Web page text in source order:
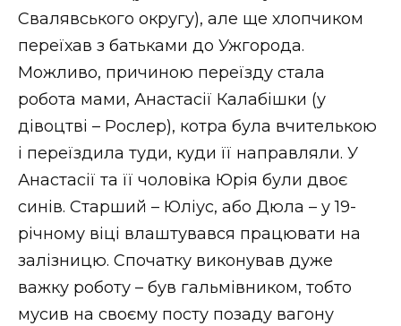
Свалявського округу), але ще хлопчиком
переїхав з батьками до Ужгорода.
Можливо, причиною переїзду стала
робота мами, Анастасії Калабішки (у
дівоцтві – Рослер), котра була вчителькою
і переїздила туди, куди її направляли. У
Анастасії та її чоловіка Юрія були двоє
синів. Старший – Юліус, або Дюла – у 19-
річному віці влаштувався працювати на
залізницю. Спочатку виконував дуже
важку роботу – був гальмівником, тобто
мусив на своєму посту позаду вагону